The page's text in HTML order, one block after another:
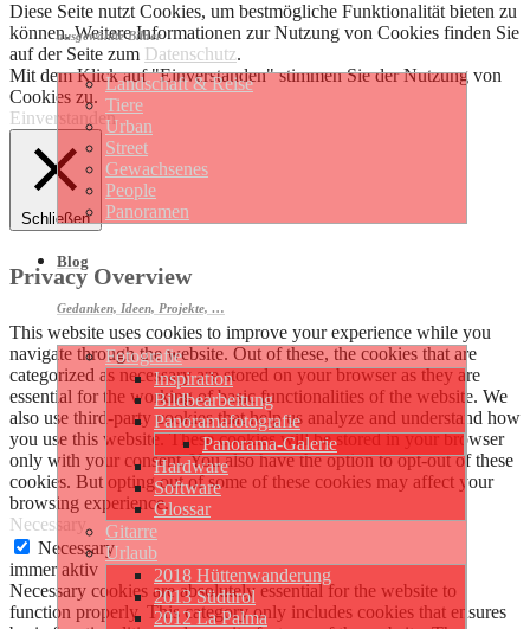
ausgewählte Bilder
Landschaft & Reise
Tiere
Urban
Street
Gewachsenes
People
Panoramen
Blog
Gedanken, Ideen, Projekte, …
Fotografie
Inspiration
Bildbearbeitung
Panoramafotografie
Panorama-Galerie
Hardware
Software
Glossar
Gitarre
Urlaub
2018 Hüttenwanderung
2013 Südtirol
2012 La Palma
Diese Seite nutzt Cookies, um bestmögliche Funktionalität bieten zu
können. Weitere Informationen zur Nutzung von Cookies finden Sie
auf der Seite zum Datenschutz.
Mit dem Klick auf "Einverstanden" stimmen Sie der Nutzung von
Cookies zu.
Einverstanden
Schließen
Privacy Overview
This website uses cookies to improve your experience while you
navigate through the website. Out of these, the cookies that are
categorized as necessary are stored on your browser as they are
essential for the working of basic functionalities of the website. We
also use third-party cookies that help us analyze and understand how
you use this website. These cookies will be stored in your browser
only with your consent. You also have the option to opt-out of these
cookies. But opting out of some of these cookies may affect your
browsing experience.
Necessary
Necessary
immer aktiv
Necessary cookies are absolutely essential for the website to
function properly. This category only includes cookies that ensures